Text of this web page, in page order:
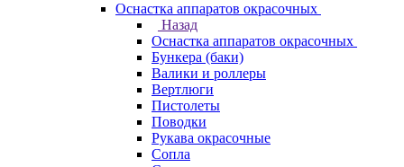
Оснастка аппаратов окрасочных
Назад
Оснастка аппаратов окрасочных
Бункера (баки)
Валики и роллеры
Вертлюги
Пистолеты
Поводки
Рукава окрасочные
Сопла